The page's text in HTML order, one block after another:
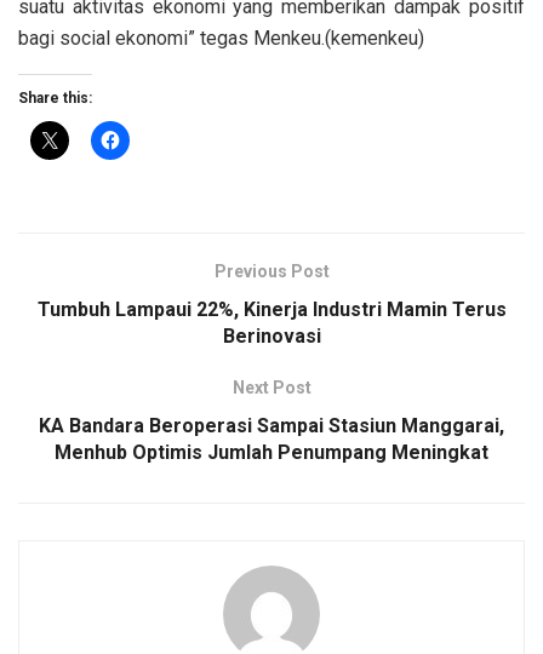
suatu aktivitas ekonomi yang memberikan dampak positif
bagi social ekonomi” tegas Menkeu.(kemenkeu)
Share this:
Previous Post
Tumbuh Lampaui 22%, Kinerja Industri Mamin Terus
Berinovasi
Next Post
KA Bandara Beroperasi Sampai Stasiun Manggarai,
Menhub Optimis Jumlah Penumpang Meningkat